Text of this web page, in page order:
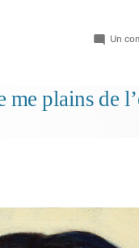
Un
me plains de